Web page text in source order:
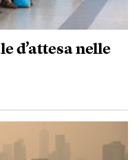
d’attesa nelle